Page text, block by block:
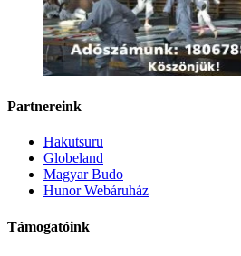
Partnereink
Hakutsuru
Globeland
Magyar Budo
Hunor Webáruház
Támogatóink